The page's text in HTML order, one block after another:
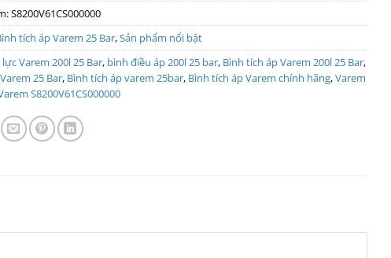
S8200V61CS000000
tích áp Varem 25 Bar,Sản phẩm nổi bật
Varem 200l 25 Bar, bình điều áp 200l 25 bar, Bình tích áp Varem 200l 25 Bar,
25 Bar, Bình tích áp varem 25bar, Bình tích áp Varem chính hãng,Varem
S8200V61CS000000